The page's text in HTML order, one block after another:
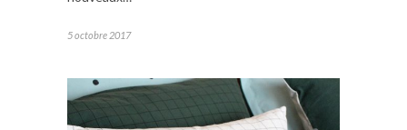
5 octobre 2017